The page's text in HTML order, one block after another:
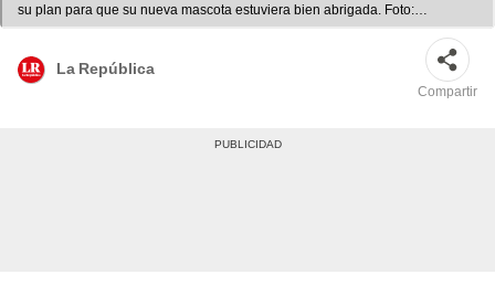
su plan para que su nueva mascota estuviera bien abrigada. Foto:
composición LR/TikTok/@mamaybertha
La República
Compartir